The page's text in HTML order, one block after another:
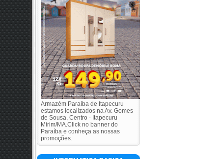
Armazém Paraíba de Itapecuru
estamos localizados na Av. Gomes
de Sousa, Centro - Itapecuru
Mirim/MA.Click no banner do
Paraíba e conheça as nossas
promoções.